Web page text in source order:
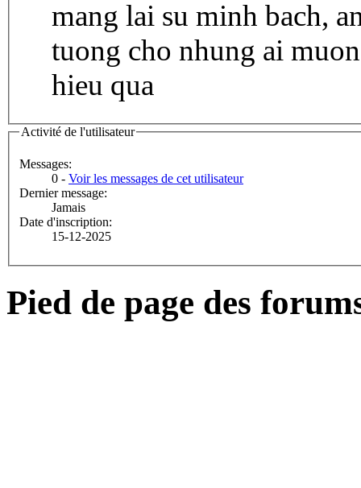
mang lai su minh bach,
tuong cho nhung ai
hieu qua
Activité de l'utilisateur
Messages:
0 - Voir les messages de cet utilisateur
Dernier message:
Jamais
Date d'inscription:
15-12-2025
Pied de page des